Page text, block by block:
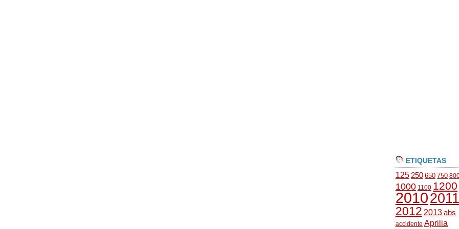
ETIQUETAS
125 250 650 750
1000 1100 1200
20102011
2012 2013abs
accidente Aprilia